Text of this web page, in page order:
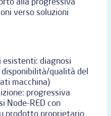
verso soluzioni
esistenti: diagnosi
qualità del
macchina)
progressiva
Node-RED con
prodotto proprietario